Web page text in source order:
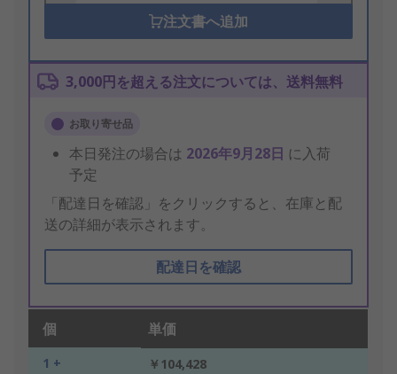
注文書へ追加
3,000円を超える注文については、送料無料
お取り寄せ品
本日発注の場合は 2026年9月28日 に入荷
予定
「配達日を確認」をクリックすると、在庫と配
送の詳細が表示されます。
配達日を確認
個 単価
1 + ￥104,428